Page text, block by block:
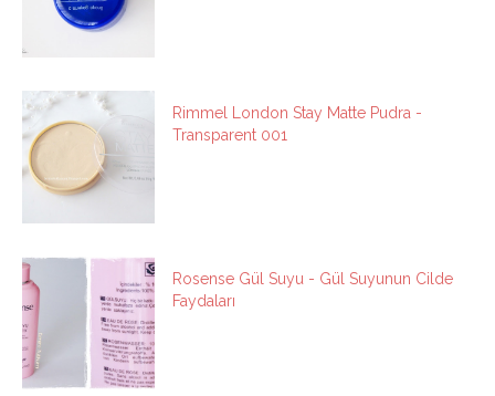
Rimmel London Stay Matte Pudra -
Transparent 001
Rosense Gül Suyu - Gül Suyunun Cilde
Faydaları